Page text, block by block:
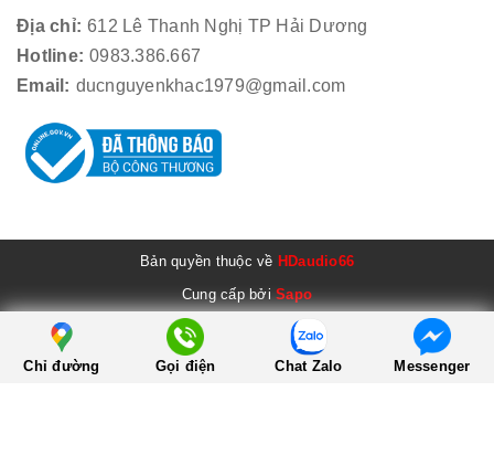
Địa chỉ: 612 Lê Thanh Nghị TP Hải Dương
Hotline: 0983.386.667
Email: ducnguyenkhac1979@gmail.com
Bản quyền thuộc về HDaudio66
Cung cấp bởiSapo
Chỉ đường Gọi điện Chat Zalo Messenger